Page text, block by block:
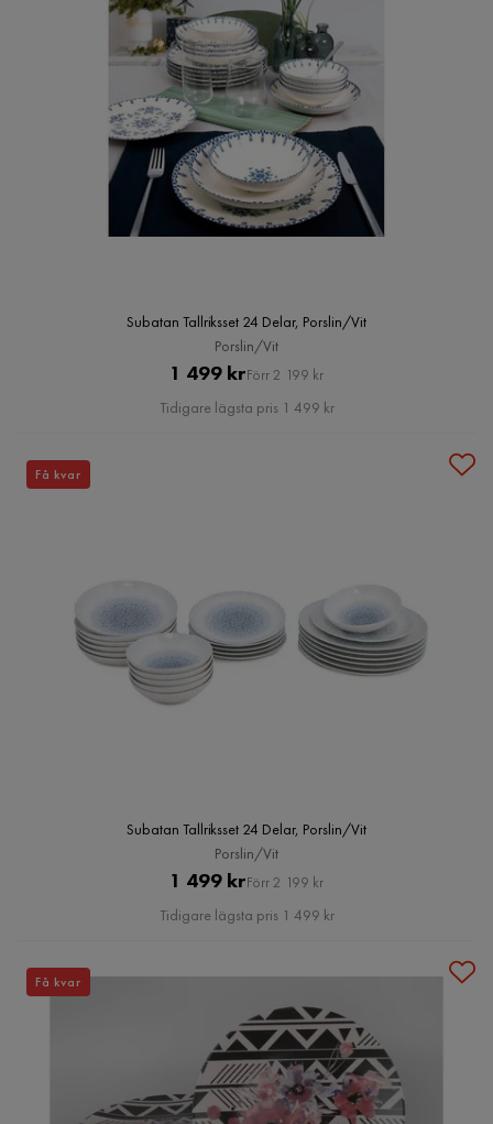
Subatan Tallriksset 24 Delar, Porslin/Vit
Porslin/Vit
Pris
1 499 krOriginal
Pris
Förr 2 199 kr
Tidigare lägsta pris 1 499 kr
Subatan Tallriksset 24 Delar, Porslin/Vit
Porslin/Vit
Pris
1 499 krOriginal
Pris
Förr 2 199 kr
Tidigare lägsta pris 1 499 kr
Få kvar
Få kvar